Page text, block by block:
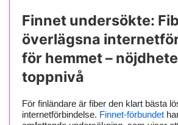
Finnet undersökte:
överlägsna
för hemmet –
toppnivå
För finländare är fiber den klart bästa
internetförbindelse. Finnet-förbundet